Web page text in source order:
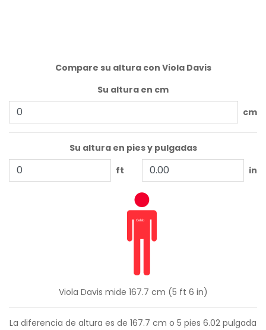
Compare su altura con Viola Davis
Su altura en cm
cm
Su altura en pies y pulgadas
ft
in
Viola Davis mide 167.7 cm (5 ft 6 in)
La diferencia de altura es de 167.7 cm o 5 pies 6.02 pulgada